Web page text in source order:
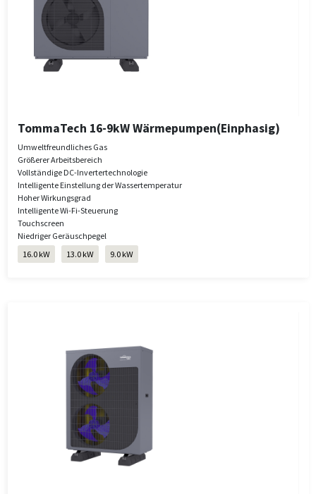
TommaTech 16-9kW Wärmepumpen(Einphasig)
Umweltfreundliches Gas
Größerer Arbeitsbereich
Vollständige DC-Invertertechnologie
Intelligente Einstellung der Wassertemperatur
Hoher Wirkungsgrad
Intelligente Wi-Fi-Steuerung
Touchscreen
Niedriger Geräuschpegel
16.0 kW
13.0 kW 9.0 kW